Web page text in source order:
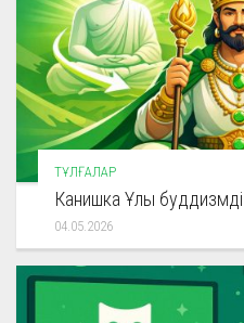
ТҰЛҒАЛАР
Канишка Ұлы
04.05.2026